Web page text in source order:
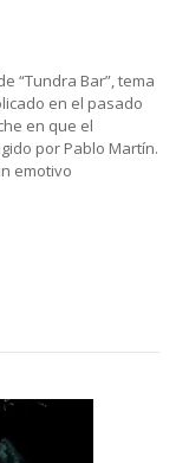
“Tundra Bar”, tema
en el pasado
en que el
por Pablo Martín.
emotivo